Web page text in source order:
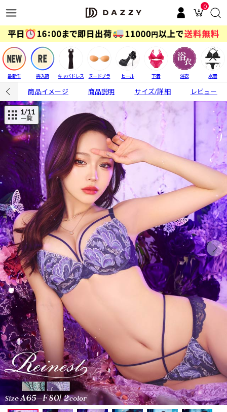
0
最新作 再入荷 キャバドレス ヌードブラ ヒール 下着 浴衣 水着
商品イメージ 商品説明 サイズ/詳細 レビュー
1/11
一覧